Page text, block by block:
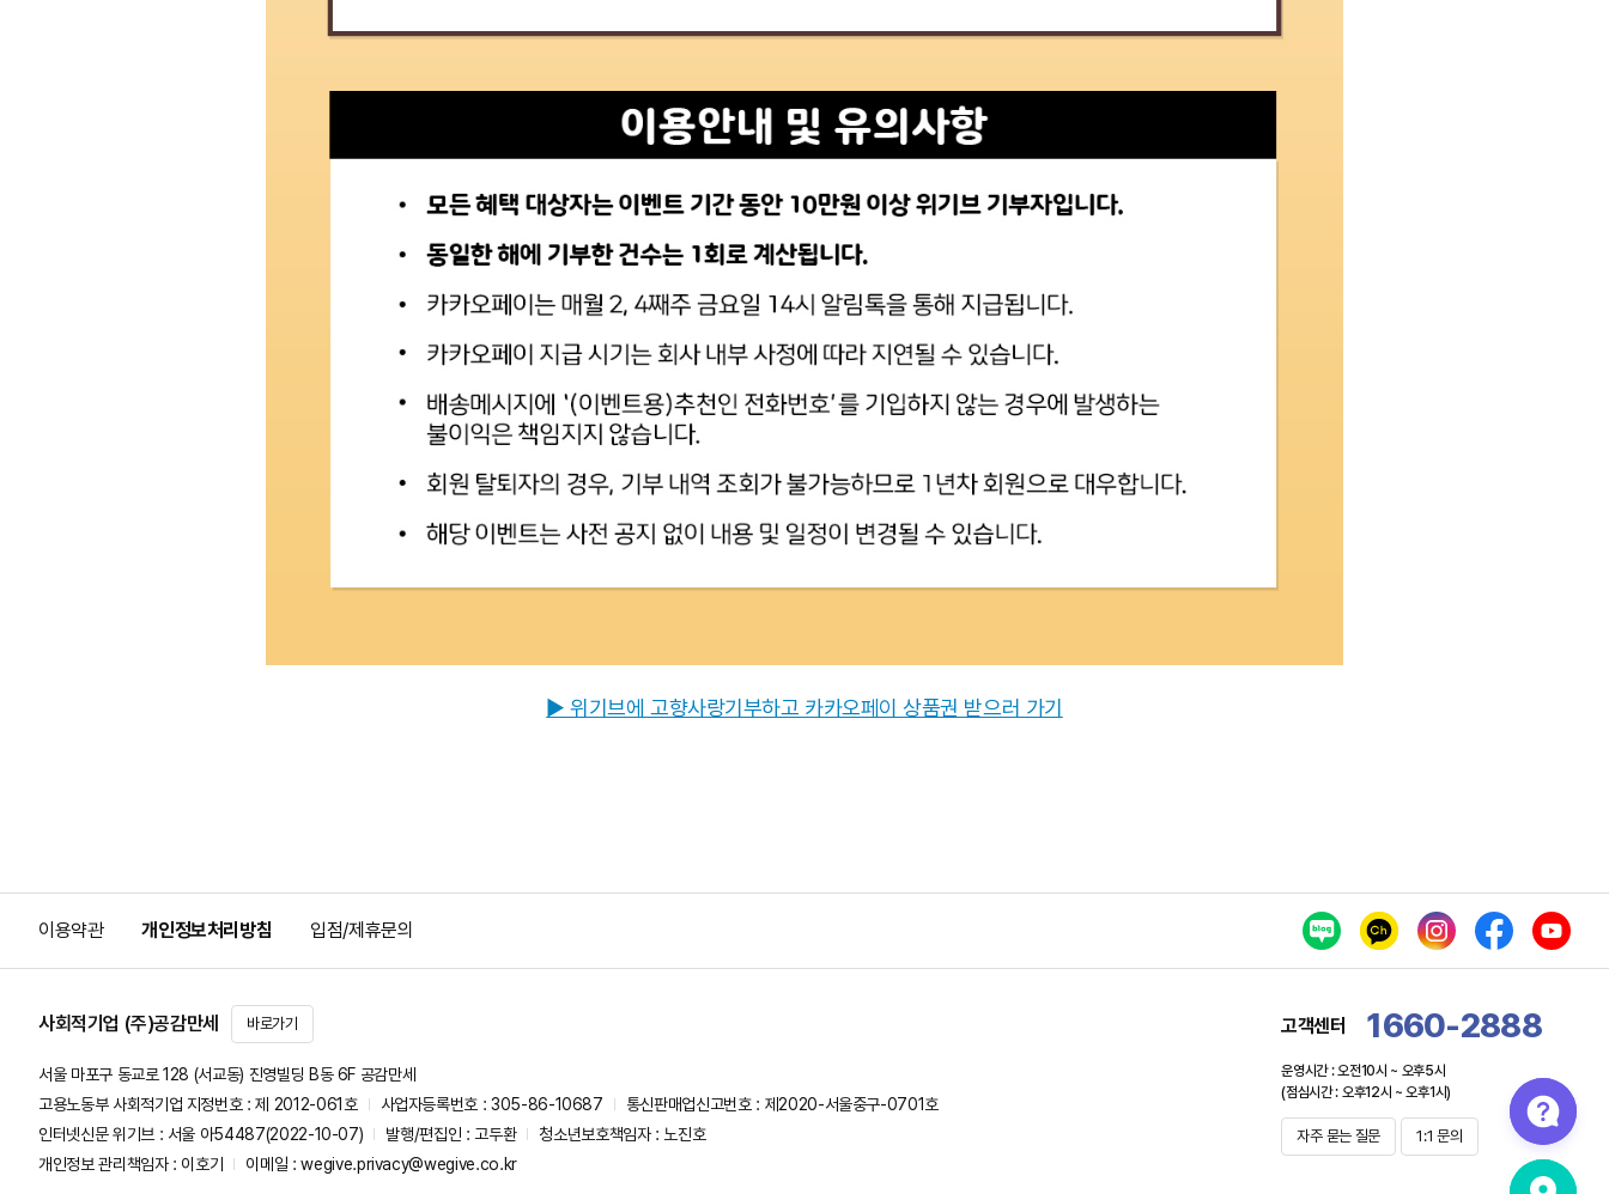
▶ 위기브에 고향사랑기부하고 카카오페이 상품권 받으러 가기
이용약관 개인정보처리방침 입점/제휴문의
사회적기업 (주)공감만세 바로가기
서울 마포구 동교로 128 (서교동) 진영빌딩 B동 6F 공감만세
고용노동부 사회적기업 지정번호 : 제 2012-061호
사업자등록번호 : 305-86-10687
통신판매업신고번호 : 제2020-서울중구-0701호
인터넷신문 위기브 : 서울 아54487(2022-10-07)
발행/편집인 : 고두환
청소년보호책임자 : 노진호
개인정보 관리책임자 : 이호기
이메일 :wegive.privacy@wegive.co.kr
고객센터 1660-2888
운영시간 : 오전10시 ~ 오후5시
(점심시간 : 오후12시 ~ 오후1시)
자주 묻는 질문 1:1 문의